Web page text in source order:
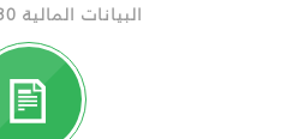
البيانات المالية 30-09-2021